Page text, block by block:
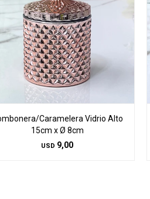
Caramelera Vidrio Alto
15cm x Ø 8cm
USD 9,00